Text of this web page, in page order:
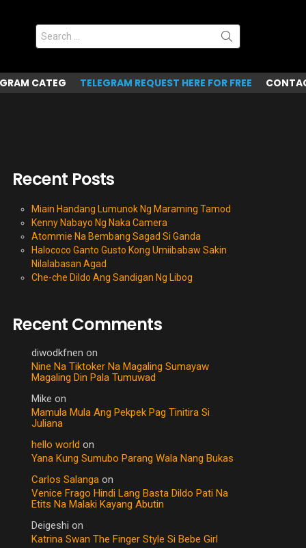
Search
for:
CATEG TELEGRAM REQUEST HERE FOR FREE
Recent Posts
Miain Handang Lumunok Ng Maraming Tamod
Kenny Nabayo Ng Naka Camera
Atommie Na Bembang Sagad Si Ganda
Halococo Ganto Gusto Kong Umiibabaw Sakin
Nilalabasan Agad
Che-che Dildo Ang Sandigan Ng Libog
Recent Comments
diwodkfnen on
Nine Na Tiktoker Na Magaling Sumayaw
Magaling Din Pala Tumuwad
Mike on
Mamula Mula Ang Pekpek Pag Tinitira Si
Juliana
hello world on
Yana Kung Sumubo Parang Wala Nang Bukas
Carlos Salanga on
Venice Frago Hindi Lang Basta Dildo Pati Na
Etits Na Malaki Kayang Abutin
Deigeshi on
Katrina Swan The Finger Style Si Bebe Girl